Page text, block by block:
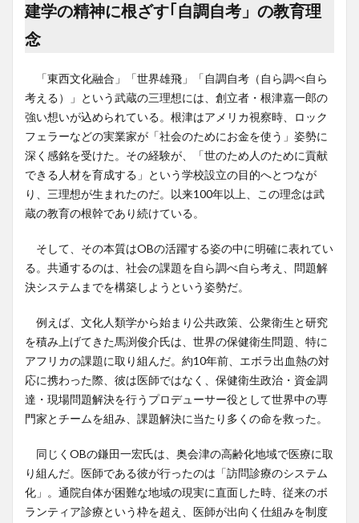
建学の精神に根ざす｢自調自考」の教育理
念
「東西文化融合」「世界雄飛」「自調自考（自ら調べ自ら
考える）」という武蔵の三理想には、創立者・根津嘉一郎の
強い想いが込められている。根津はアメリカ視察時、ロック
フェラーなどの実業家が「社会のためにお金を使う」姿勢に
深く感銘を受けた。その経験が、「世のため人のために貢献
できる人材を育成する」という学校設立の目的へとつなが
り、三理想が生まれたのだ。以来100年以上、この理念は武
蔵の教育の根幹であり続けている。
そして、その本質はOBの活躍する姿の中に明確に表れてい
る。共通するのは、社会の課題を自ら調べ自ら考え、問題解
決システムまでを構築しようという姿勢だ。
例えば、文化人類学から始まり公共政策、公衆衛生と研究
を積み上げてきた馬渕俊介氏は、世界の保健衛生問題、特に
アフリカの課題に取り組んだ。約10年前、エボラ出血熱の対
応に携わった際、彼は医師ではなく、保健衛生政治・資金調
達・現場問題解決を行うプロデューサー役として世界中の専
門家とチームを組み、課題解決に当たり多くの命を救った。
同じくOBの鎌田一宏氏は、奥会津の高齢化地域で医療に取
り組んだ。医師である彼が行ったのは「訪問診療のシステム
化」。通院自体が困難な地域の現実に直面した時、従来のボ
ランティア診療という枠を超え、医師が出向く仕組みを制度